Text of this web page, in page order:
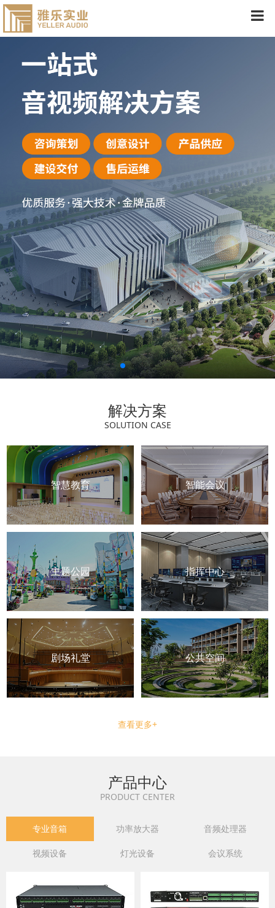
解决方案
SOLUTION CASE
智慧教育 智能会议
主题公园 指挥中心
剧场礼堂 公共空间
查看更多+
产品中心
PRODUCT CENTER
专业音箱 功率放大器 音频处理器
视频设备 灯光设备 会议系统